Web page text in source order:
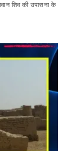
शिव की उपासना के